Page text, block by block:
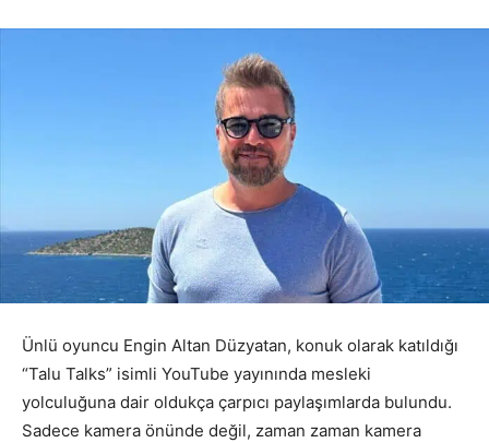
Ünlü oyuncu Engin Altan Düzyatan, konuk olarak katıldığı
“Talu Talks” isimli YouTube yayınında mesleki
yolculuğuna dair oldukça çarpıcı paylaşımlarda bulundu.
Sadece kamera önünde değil, zaman zaman kamera